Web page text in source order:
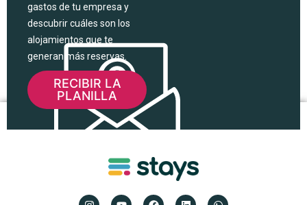
gastos de tu empresa y
descubrir cuáles son los
alojamientos que te
generan más reservas.
RECIBIR LA
PLANILLA